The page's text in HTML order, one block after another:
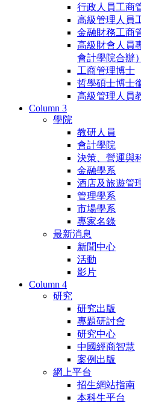
行政人員工商
高級管理人員
金融財務工商
高級財會人員
會計學院合辦）
工商管理博士
哲學碩士博士
高級管理人員
Column 3
學院
教研人員
會計學院
決策、營運與
金融學系
酒店及旅遊管
管理學系
市場學系
專家名錄
最新消息
新聞中心
活動
影片
Column 4
研究
研究出版
專題研討會
研究中心
中國經商智慧
案例出版
網上平台
招生網站指南
本科生平台